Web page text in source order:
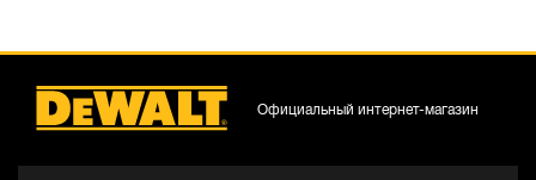
Официальный интернет-магазин